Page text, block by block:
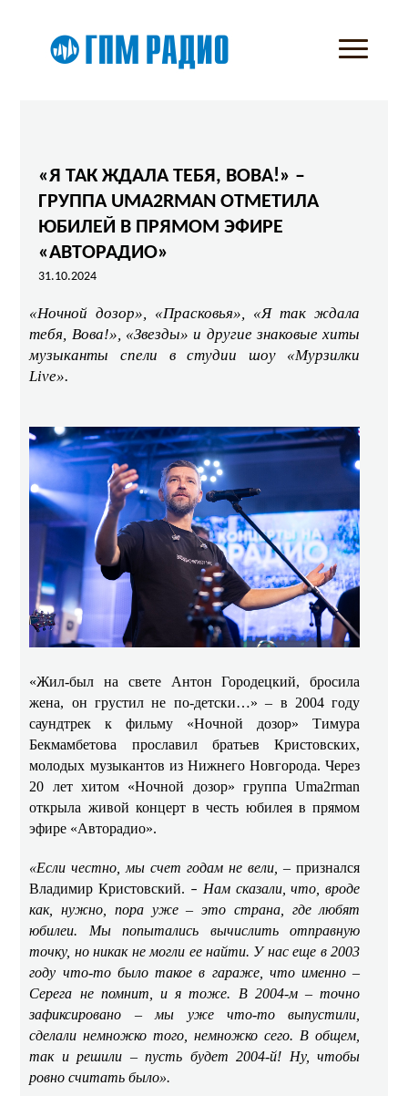
«Я ТАК ЖДАЛА ТЕБЯ, ВОВА!» –
ГРУППА UMA2RMAN ОТМЕТИЛА
ЮБИЛЕЙ В ПРЯМОМ ЭФИРЕ
«АВТОРАДИО»
31.10.2024
«Ночной дозор», «Прасковья», «Я так ждала
тебя, Вова!», «Звезды» и другие знаковые хиты
музыканты спели в студии шоу «Мурзилки
Live».
«Жил-был на свете Антон Городецкий, бросила
жена, он грустил не по-детски…» – в 2004 году
саундтрек к фильму «Ночной дозор» Тимура
Бекмамбетова прославил
братьев Кристовских,
молодых музыкантов из Нижнего Новгорода. Через
20 лет хитом «Ночной дозор» группа Uma2rman
открыла живой концерт в честь юбилея в прямом
эфире «Авторадио».
«Если честно, мы счет годам не вели, – признался
Владимир Кристовский. – Нам сказали, что, вроде
как, нужно, пора уже – это страна, где любят
юбилеи. Мы попытались вычислить отправную
точку, но никак не могли ее найти. У нас еще в 2003
году что-то было такое в гараже, что именно –
Серега не помнит, и я тоже. В 2004-м – точно
зафиксировано – мы уже что-то выпустили,
сделали немножко того, немножко сего. В общем,
так и решили – пусть будет 2004-й! Ну, чтобы
ровно считать было».